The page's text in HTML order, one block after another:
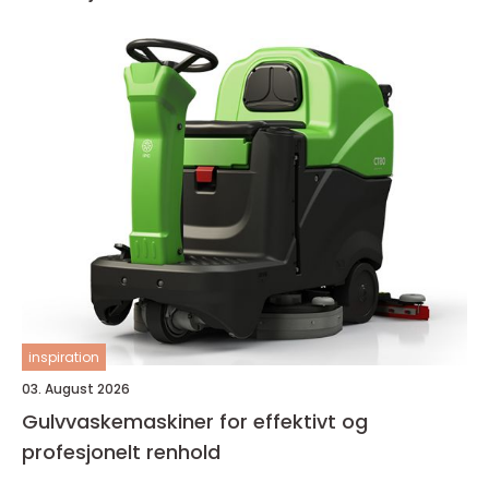
inspiration
03. August 2026
Gulvvaskemaskiner for effektivt og
profesjonelt renhold